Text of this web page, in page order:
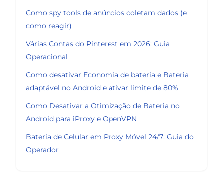
Como spy tools de anúncios coletam dados (e
como reagir)
Várias Contas do Pinterest em 2026: Guia
Operacional
Como desativar Economia de bateria e Bateria
adaptável no Android e ativar limite de 80%
Como Desativar a Otimização de Bateria no
Android para iProxy e OpenVPN
Bateria de Celular em Proxy Móvel 24/7: Guia do
Operador